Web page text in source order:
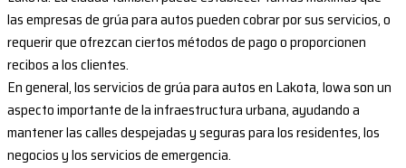
las empresas de grúa para autos pueden cobrar por sus servicios, o
requerir que ofrezcan ciertos métodos de pago o proporcionen
recibos a los clientes.
En general, los servicios de grúa para autos en Lakota, Iowa son un
aspecto importante de la infraestructura urbana, ayudando a
mantener las calles despejadas y seguras para los residentes, los
negocios y los servicios de emergencia.